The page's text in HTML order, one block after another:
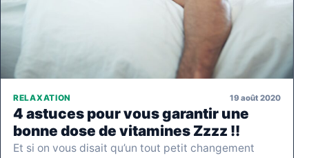
RELAXATION 19 août 2020
4 astuces pour vous garantir une
bonne dose de vitamines Zzzz !!
Et si on vous disait qu’un tout petit changement